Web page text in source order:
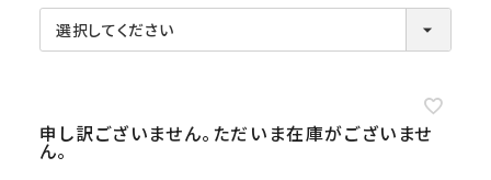
申し訳ございません。ただいま在庫がございませ
ん。